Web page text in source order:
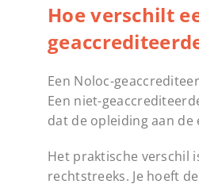
Hoe verschilt
Een Noloc-
Een niet-
dat de opleiding aan
Het praktische verschil
rechtstreeks. Je hoeft